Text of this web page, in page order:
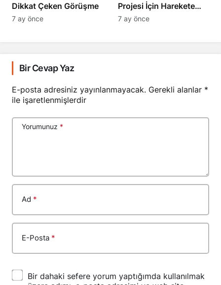
Dikkat Çeken Görüşme
7 ay önce
Projesi İçin Harekete
Geçti
7 ay önce
Bir Cevap Yaz
E-posta adresiniz yayınlanmayacak. Gerekli alanlar *
ile işaretlenmişlerdir
Yorumunuz *
Ad *
E-Posta *
Bir dahaki sefere yorum yaptığımda kullanılmak